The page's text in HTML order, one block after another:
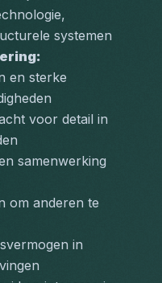
systemen
en sterke
voor detail in
samenwerking
om anderen te
in